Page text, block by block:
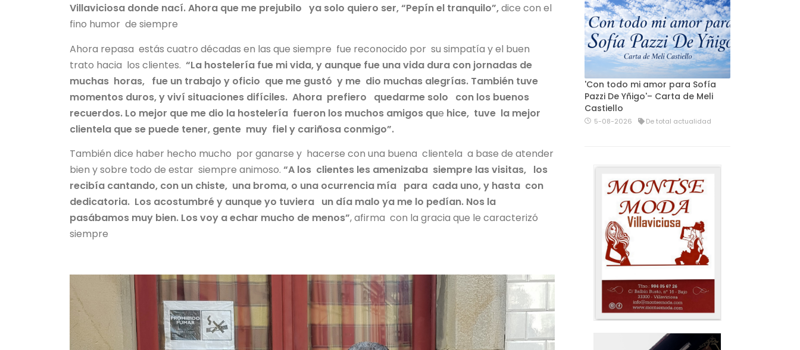
Villaviciosa donde nací. Ahora que me prejubilo ya solo quiero ser, “Pepín el tranquilo”,dice con el
fino humor de siempre
Ahora repasa estás cuatro décadas en las que siempre fue reconocido por su simpatía y el buen
trato hacia los clientes. “La hostelería fue mi vida, y aunque fue una vida dura con jornadas de
muchas horas, fue un trabajo y oficio que me gustó y me dio muchas alegrías. También tuve
momentos duros, y viví situaciones difíciles. Ahora prefiero quedarme solo con los buenos
recuerdos. Lo mejor que me dio la hostelería fueron los muchos amigos que hice, tuve la mejor
clientela que se puede tener, gente muy fiel y cariñosa conmigo”.
También dice haber hecho mucho por ganarse y hacerse con una buena clientela a base de atender
bien y sobre todo de estar siempre animoso. “A los clientes les amenizaba siempre las visitas, los
recibía cantando, con un chiste, una broma, o una ocurrencia mía para cada uno, y hasta con
dedicatoria. Los acostumbré y aunque yo tuviera un día malo ya me lo pedían. Nos la
pasábamos muy bien. Los voy a echar mucho de menos”, afirma con la gracia que le caracterizó
siempre
'Con todo mi amor para Sofía
Pazzi De Yñigo'– Carta de Meli
Castiello
5-08-2026 De total actualidad